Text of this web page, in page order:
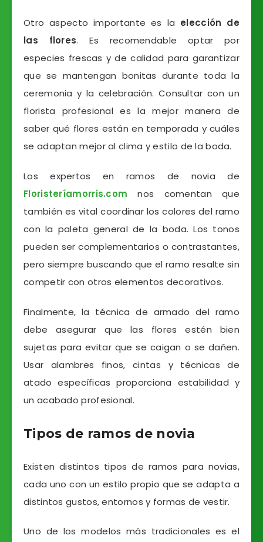
Otro aspecto importante es la elección de
las flores. Es recomendable optar por
especies frescas y de calidad para garantizar
que se mantengan bonitas durante toda la
ceremonia y la celebración. Consultar con un
florista profesional es la mejor manera de
saber qué flores están en temporada y cuáles
se adaptan mejor al clima y estilo de la boda.
Los expertos en ramos de novia de
Floristeríamorris.com nos comentan que
también es vital coordinar los colores del ramo
con la paleta general de la boda. Los tonos
pueden ser complementarios o contrastantes,
pero siempre buscando que el ramo resalte sin
competir con otros elementos decorativos.
Finalmente, la técnica de armado del ramo
debe asegurar que las flores estén bien
sujetas para evitar que se caigan o se dañen.
Usar alambres finos, cintas y técnicas de
atado específicas proporciona estabilidad y
un acabado profesional.
Tipos de ramos de novia
Existen distintos tipos de ramos para novias,
cada uno con un estilo propio que se adapta a
distintos gustos, entornos y formas de vestir.
Uno de los modelos más tradicionales es el